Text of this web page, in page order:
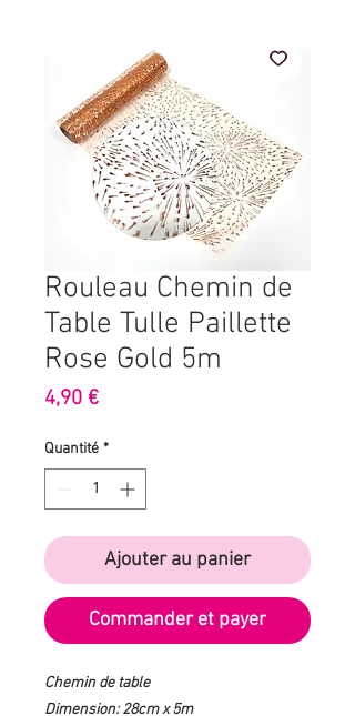
Rouleau Chemin de
Table Tulle Paillette
Rose Gold 5m
4,90 €Prix
Quantité *
Ajouter au panier
Commander et payer
Chemin de table
Dimension: 28cm x 5m